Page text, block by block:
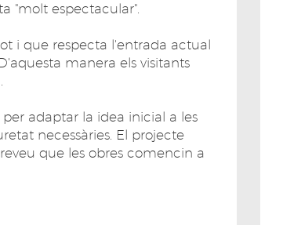
"molt espectacular".
i que respecta l'entrada actual
manera els visitants
adaptar la idea inicial a les
necessàries. El projecte
que les obres comencin a